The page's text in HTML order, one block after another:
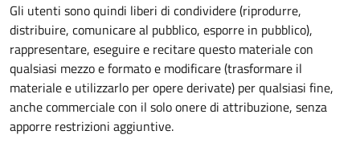
Gli utenti sono quindi liberi di condividere (riprodurre,
distribuire, comunicare al pubblico, esporre in pubblico),
rappresentare, eseguire e recitare questo materiale con
qualsiasi mezzo e formato e modificare (trasformare il
materiale e utilizzarlo per opere derivate) per qualsiasi fine,
anche commerciale con il solo onere di attribuzione, senza
apporre restrizioni aggiuntive.